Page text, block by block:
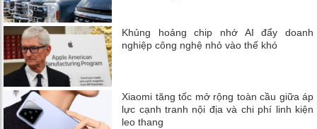
Khủng hoảng chip nhớ AI đẩy doanh
nghiệp công nghệ nhỏ vào thế khó
Xiaomi tăng tốc mở rộng toàn cầu giữa áp
lực cạnh tranh nội địa và chi phí linh kiện
leo thang